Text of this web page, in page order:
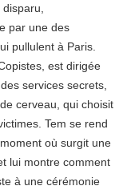
par une des
pullulent à Paris.
est dirigée
services secrets,
cerveau, qui choisit
Tem se rend
où surgit une
lui montre comment
à une cérémonie